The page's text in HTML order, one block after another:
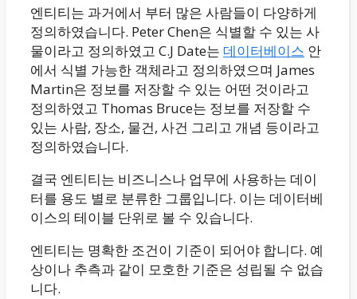
엔티티는 과거에서 부터 많은 사람들이 다양하게
정의하였습니다. Peter Chen은 식별할 수 있는 사
물이라고 정의하였고 C.J Date는 데이터베이스 안
에서 식별 가능한 객체라고 정의하였으며 James
Martin은 정보를 저장할 수 있는 어떤 것이라고
정의하였고 Thomas Bruce는 정보를 저장할 수
있는 사람, 장소, 물건, 사건 그리고 개념 등이라고
정의하였습니다.
결국 엔티티는 비즈니스나 업무에 사용하는 데이
터를 용도 별로 분류한 그룹입니다. 이는 데이터베
이스의 테이블 단위로 볼 수 있습니다.
엔티티는 명확한 조건이 기준이 되어야 합니다. 예
상이나 추측과 같이 모호한 기준은 성립될 수 없습
니다.